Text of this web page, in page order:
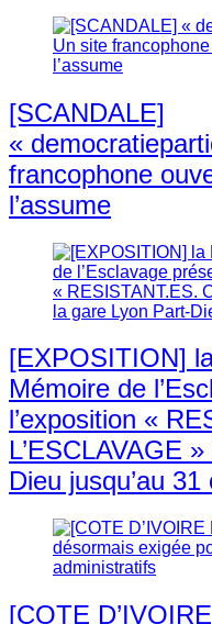
[SCANDALE]
«
francophone
l’assume
[EXPOSITION]
Mémoire de
l’exposition «
L’ESCLAVAGE
Dieu jusqu’au
[COTE